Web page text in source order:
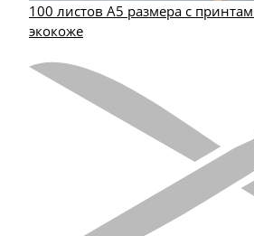
100 листов А5 размера с
экокоже